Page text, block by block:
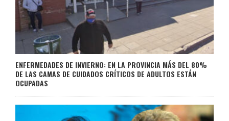
ENFERMEDADES DE INVIERNO: EN LA PROVINCIA MÁS DEL 80%
DE LAS CAMAS DE CUIDADOS CRÍTICOS DE ADULTOS ESTÁN
OCUPADAS